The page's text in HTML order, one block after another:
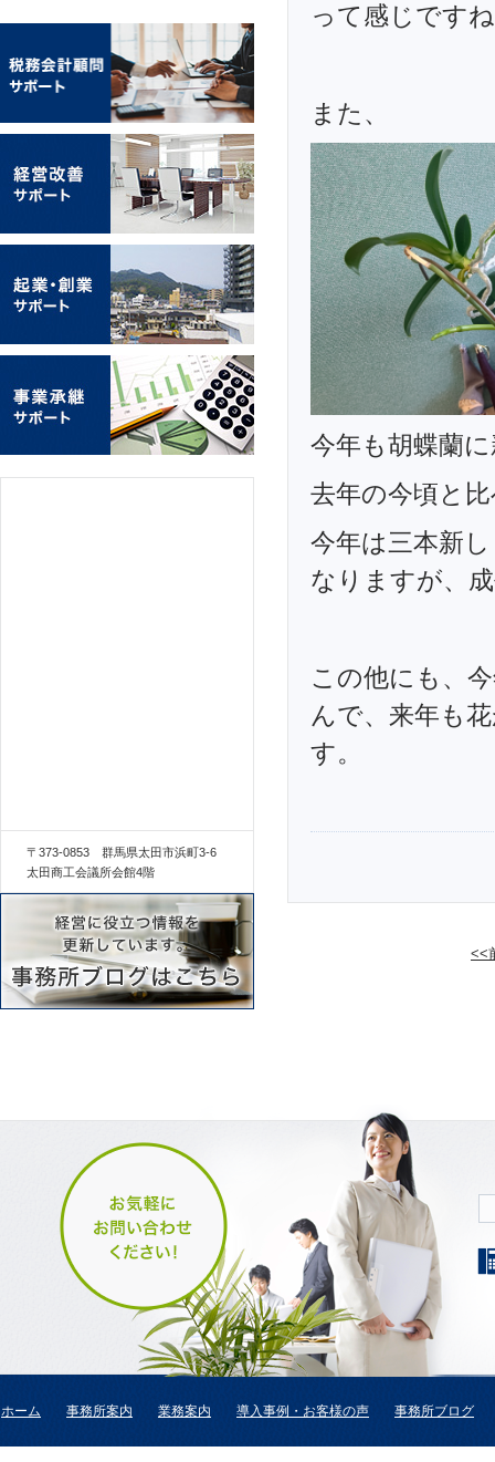
って感じです
また、
今年も胡蝶蘭
去年の今頃と
今年は三本新
なりますが、
この他にも、
んで、来年も
す。
<<
〒373-0853 群馬県太田市浜町3-6
太田商工会議所会館4階
ホーム 事務所案内 業務案内 導入事例・お客様の声 事務所ブログ